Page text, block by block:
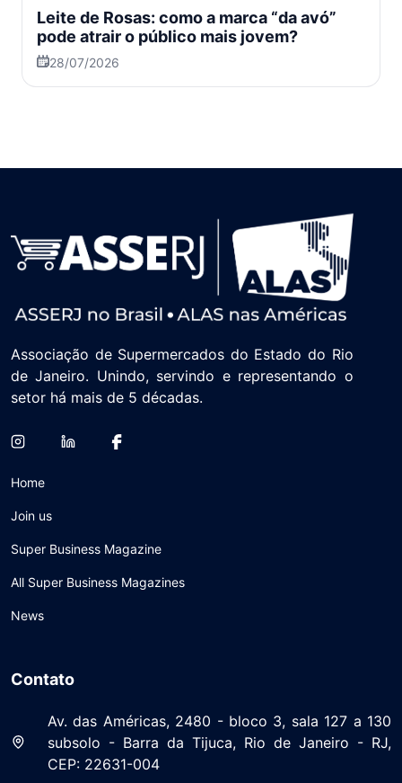
Leite de Rosas: como a marca “da avó”
pode atrair o público mais jovem?
28/07/2026
Associação de Supermercados do Estado do Rio
de Janeiro. Unindo, servindo e representando o
setor há mais de 5 décadas.
Home
Join us
Super Business Magazine
All Super Business Magazines
News
Contato
Av. das Américas, 2480 - bloco 3, sala 127 a 130
subsolo - Barra da Tijuca, Rio de Janeiro - RJ,
CEP: 22631-004